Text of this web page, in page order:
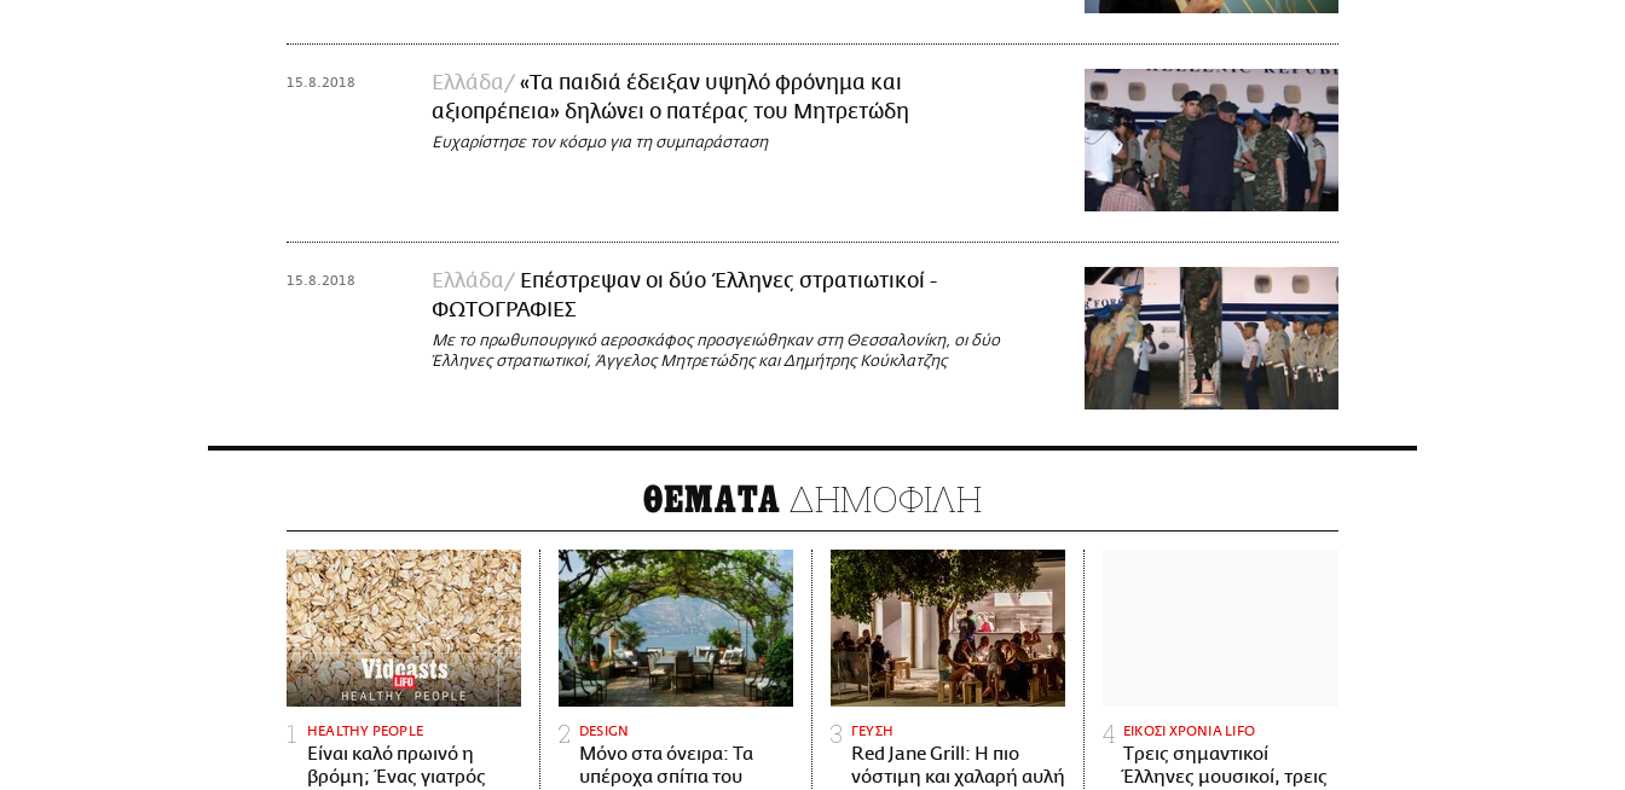
15.8.2018 Ελλάδα
«Τα παιδιά έδειξαν υψηλό φρόνημα και
αξιοπρέπεια» δηλώνει ο πατέρας του Μητρετώδη
Ευχαρίστησε τον κόσμο για τη συμπαράσταση
15.8.2018 Ελλάδα
Επέστρεψαν οι δύο Έλληνες στρατιωτικοί -
ΦΩΤΟΓΡΑΦΙΕΣ
Με το πρωθυπουργικό αεροσκάφος προσγειώθηκαν στη Θεσσαλονίκη, οι δύο
Έλληνες στρατιωτικοί, Άγγελος Μητρετώδης και Δημήτρης Κούκλατζης
ΘΕΜΑΤΑ ΔΗΜΟΦΙΛΗ
HEALTHY PEOPLE
Είναι καλό πρωινό η
βρόμη; Ένας γιατρός
DESIGN
Μόνο στα όνειρα: Τα
υπέροχα σπίτια του
ΓΕΥΣΗ
Red Jane Grill: Η πιο
νόστιμη και χαλαρή αυλή
ΕΙΚΟΣΙ ΧΡΟΝΙΑ LIFO
Tρεις σημαντικοί
Έλληνες μουσικοί, τρεις